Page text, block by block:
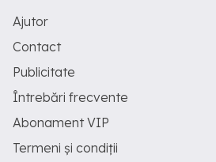
Ajutor
Contact
Publicitate
Întrebări frecvente
Abonament VIP
Termeni și condiții